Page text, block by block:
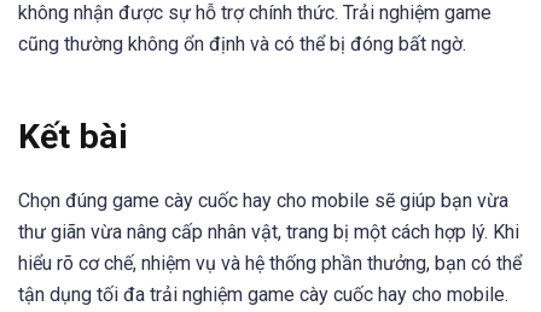
không nhận được sự hỗ trợ chính thức. Trải nghiệm game
cũng thường không ổn định và có thể bị đóng bất ngờ.
Kết bài
Chọn đúng game cày cuốc hay cho mobile sẽ giúp bạn vừa
thư giãn vừa nâng cấp nhân vật, trang bị một cách hợp lý. Khi
hiểu rõ cơ chế, nhiệm vụ và hệ thống phần thưởng, bạn có thể
tận dụng tối đa trải nghiệm game cày cuốc hay cho mobile.